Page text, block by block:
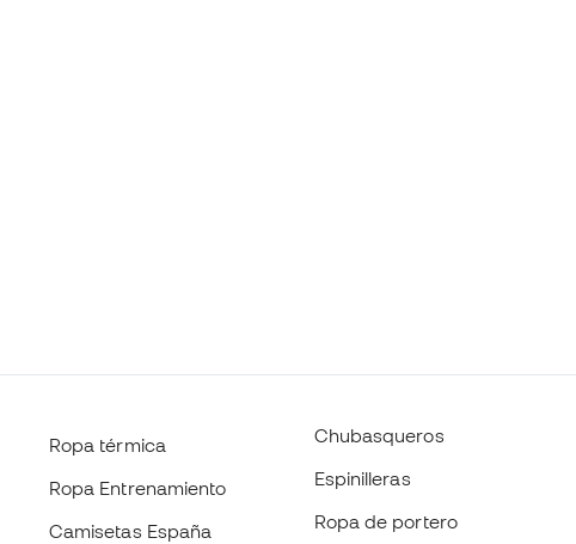
Ropa térmica
Ropa Entrenamiento
Camisetas España
Chubasqueros
Espinilleras
Ropa de portero